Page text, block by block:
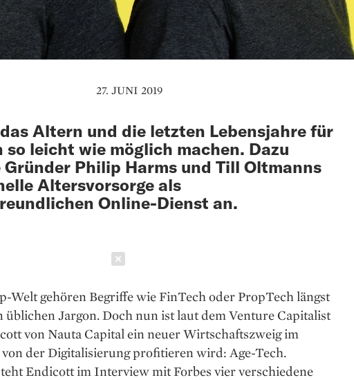
27. JUNI 2019
Altern und die letzten Lebensjahre für
so leicht wie möglich machen. Dazu
Philip Harms und Till Oltmanns
Altersvorsorge als
Online-Dienst an.
Welt gehören Be­griffe wie FinTech oder PropTech längst
üblichen Jargon. Doch nun ist laut dem ­Venture Capitalist
von Nauta Capital ein neuer Wirtschaftszweig im
der Digitalisierung profitieren wird: Age-Tech.
Endicott im Interview mit Forbes vier verschiedene